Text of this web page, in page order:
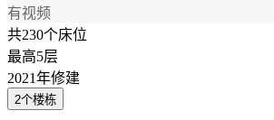
有视频
共230个床位
最高5层
2021年修建
2个楼栋